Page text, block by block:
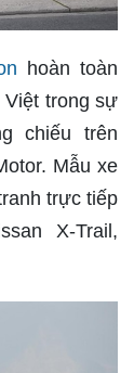
hoàn toàn
trong sự
chiếu trên
Mẫu xe
trực tiếp
X-Trail,